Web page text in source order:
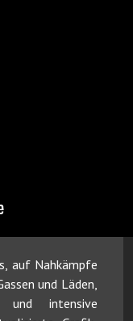
auf Nahkämpfe
und Läden,
intensive